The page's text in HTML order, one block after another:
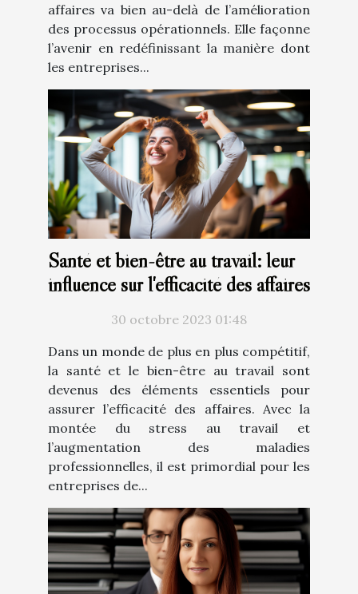
affaires va bien au-delà de l’amélioration
des processus opérationnels. Elle façonne
l’avenir en redéfinissant la manière dont
les entreprises...
Santé et bien-être au travail: leur
influence sur l'efficacité des affaires
30 octobre 2023 01:48
Dans un monde de plus en plus compétitif,
la santé et le bien-être au travail sont
devenus des éléments essentiels pour
assurer l’efficacité des affaires. Avec la
montée du stress au travail et
l’augmentation des maladies
professionnelles, il est primordial pour les
entreprises de...